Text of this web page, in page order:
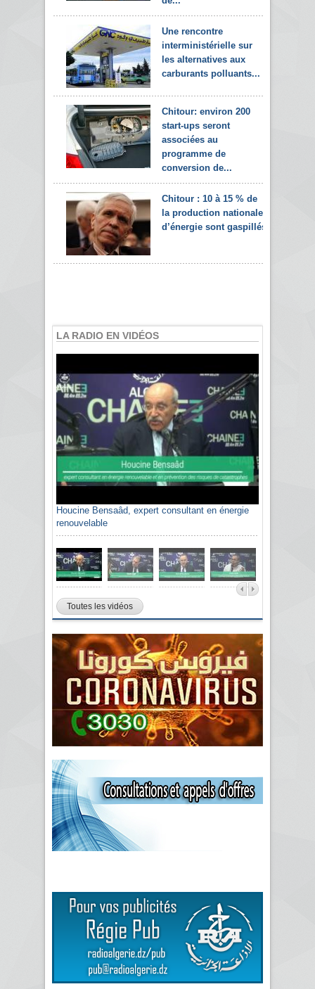
Une rencontre
interministérielle sur
les alternatives aux
carburants polluants...
Chitour: environ 200
start-ups seront
associées au
programme de
conversion de...
Chitour : 10 à 15 % de
la production nationale
d’énergie sont gaspillés
LA RADIO EN VIDÉOS
Houcine Bensaâd, expert consultant en énergie
renouvelable
Toutes les vidéos